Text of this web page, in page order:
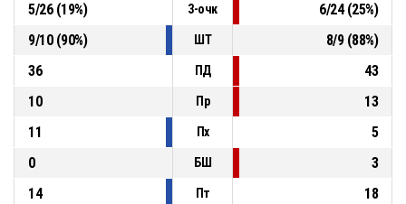
5/26(19%) 3-очк 6/24(25%)
9/10(90%) ШТ 8/9(88%)
36
ПД
43
10
Пр
13
11
Пх
5
0
БШ
3
14
Пт
18